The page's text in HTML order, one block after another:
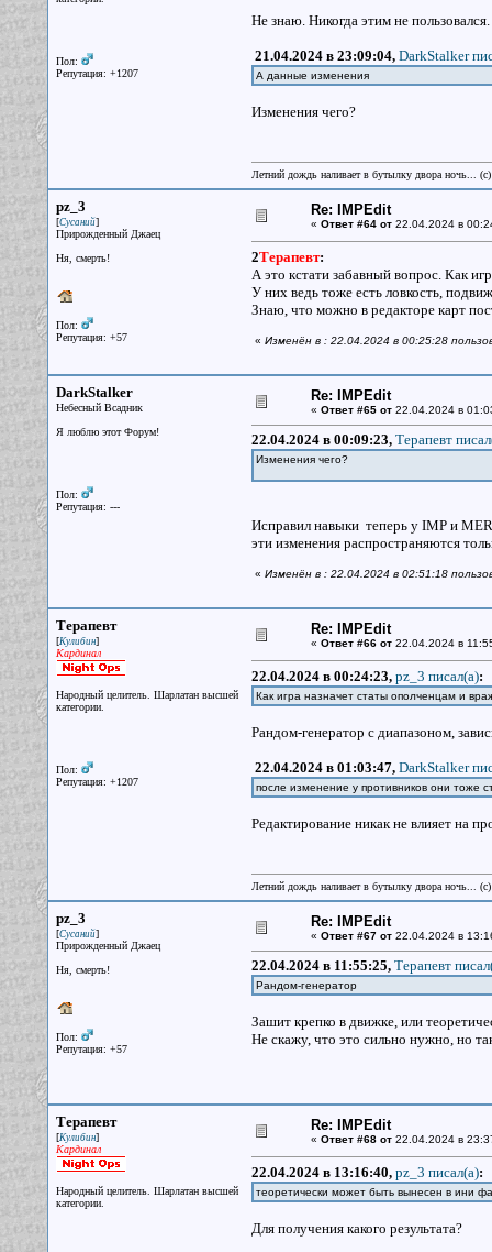
Пол:
Репутация: +1207
Не знаю. Никогда этим не пользовался.
21.04.2024 в 23:09:04, DarkStalker
А данные изменения
Изменения чего?
Летний дождь наливает в бутылку двора ночь...
pz_3
[Сусаний]
Прирожденный Джаец
Ня, смерть!
Пол:
Репутация: +57
Re: IMPEdit
« Ответ #64 от22.04.2024 в
2Терапевт:
А это кстати забавный вопрос. Как
У них ведь тоже есть ловкость,
Знаю, что можно в редакторе карт
« Изменён в : 22.04.2024 в 00:25:28
DarkStalker
Небесный Всадник
Я люблю этот Форум!
Пол:
Репутация: ---
Re: IMPEdit
« Ответ #65 от22.04.2024 в
22.04.2024 в 00:09:23, Терапевт
Изменения чего?
Исправил навыки теперь у IMP и
эти изменения распространяются
« Изменён в : 22.04.2024 в 02:51:18
Терапевт
[Кулибин]
Кардинал
Народный целитель. Шарлатан высшей
категории.
Пол:
Репутация: +1207
Re: IMPEdit
« Ответ #66 от22.04.2024 в
22.04.2024 в 00:24:23, pz_3 писал(a):
Как игра назначет статы ополченцам и
Рандом-генератор с диапазоном,
22.04.2024 в 01:03:47, DarkStalker
после изменение у противников они тоже
Редактирование никак не влияет на
Летний дождь наливает в бутылку двора ночь...
pz_3
[Сусаний]
Прирожденный Джаец
Ня, смерть!
Пол:
Репутация: +57
Re: IMPEdit
« Ответ #67 от22.04.2024 в
22.04.2024 в 11:55:25, Терапевт
Рандом-генератор
Зашит крепко в движке, или
Не скажу, что это сильно нужно, но
Терапевт
[Кулибин]
Кардинал
Народный целитель. Шарлатан высшей
категории.
Re: IMPEdit
« Ответ #68 от22.04.2024 в
22.04.2024 в 13:16:40, pz_3 писал(a):
теоретически может быть вынесен в ини
Для получения какого результата?